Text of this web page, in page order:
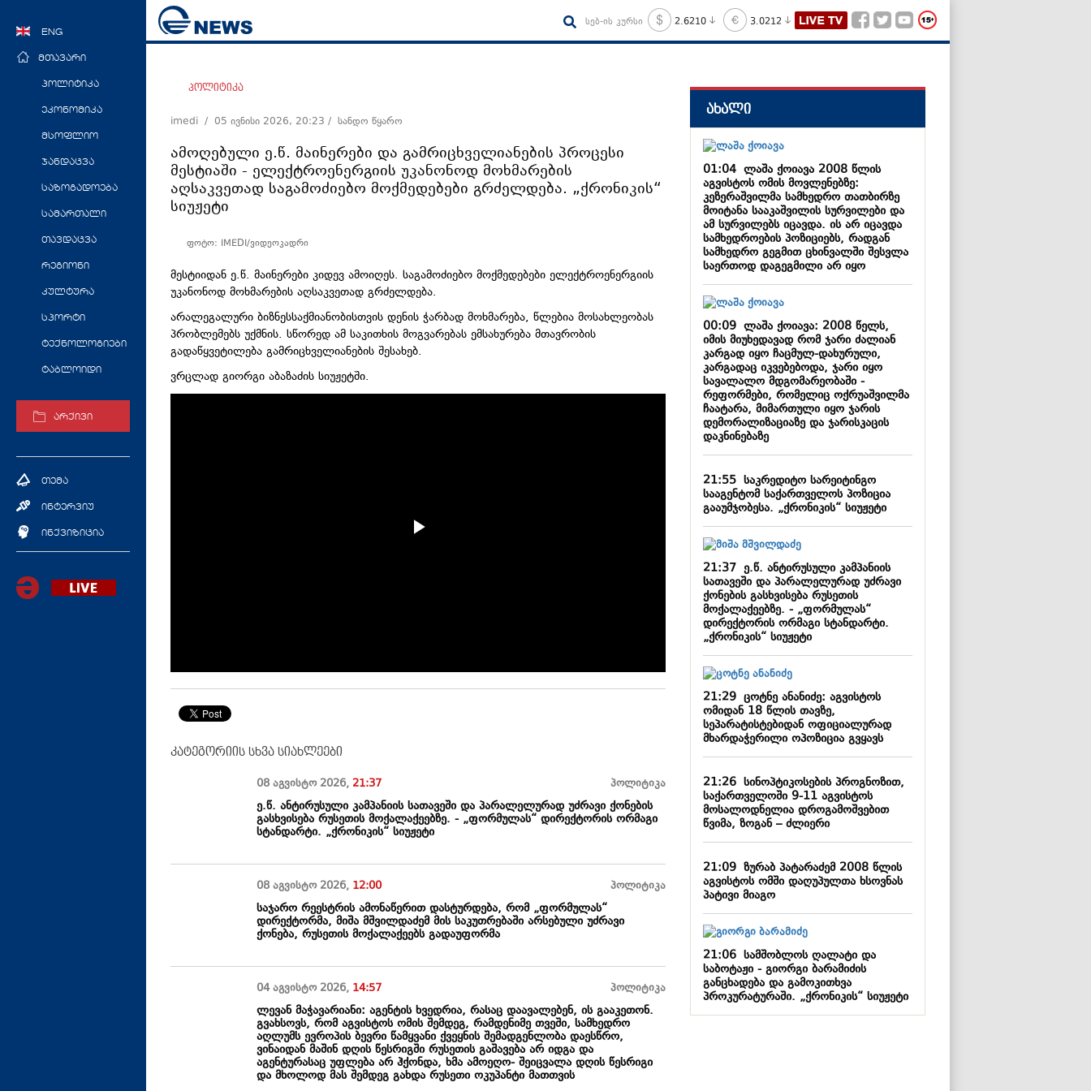
ENG
მთავარი
პოლიტიკა
ეკონომიკა
მსოფლიო
ჯანდაცვა
საზოგადოება
სამართალი
თავდაცვა
რეგიონი
კულტურა
სპორტი
ტექნოლოგიები
ტაბლოიდი
არქივი
თემა
ინტერვიუ
ინქვიზიცია
სებ-ის კურსი 2.6210 3.0212
პოლიტიკა
imedi / 05 ივნისი 2026, 20:23 / სანდო წყარო
ამოღებული ე.წ. მაინერები და გამრიცხველიანების პროცესი
მესტიაში - ელექტროენერგიის უკანონოდ მოხმარების
აღსაკვეთად საგამოძიებო მოქმედებები გრძელდება. „ქრონიკის“
სიუჟეტი
ფოტო: IMEDI/ვიდეოკადრი
მესტიიდან ე.წ. მაინერები კიდევ ამოიღეს. საგამოძიებო მოქმედებები ელექტროენერგიის
უკანონოდ მოხმარების აღსაკვეთად გრძელდება.
არალეგალური ბიზნესსაქმიანობისთვის დენის ჭარბად მოხმარება, წლებია მოსახლეობას
პრობლემებს უქმნის. სწორედ ამ საკითხის მოგვარებას ემსახურება მთავრობის
გადაწყვეტილება გამრიცხველიანების შესახებ.
ვრცლად გიორგი აბაზაძის სიუჟეტში.
კატეგორიის სხვა სიახლეები
08 აგვისტო 2026, 21:37 პოლიტიკა
ე.წ. ანტირუსული კამპანიის სათავეში და პარალელურად უძრავი ქონების
გასხვისება რუსეთის მოქალაქეებზე. - „ფორმულას“ დირექტორის ორმაგი
სტანდარტი. „ქრონიკის“ სიუჟეტი
08 აგვისტო 2026, 12:00 პოლიტიკა
საჯარო რეესტრის ამონაწერით დასტურდება, რომ „ფორმულას“
დირექტორმა, მიშა მშვილდაძემ მის საკუთრებაში არსებული უძრავი
ქონება, რუსეთის მოქალაქეებს გადაუფორმა
04 აგვისტო 2026, 14:57 პოლიტიკა
ლევან მაჭავარიანი: აგენტის ხვედრია, რასაც დაავალებენ, ის გააკეთონ.
გვახსოვს, რომ აგვისტოს ომის შემდეგ, რამდენიმე თვეში, სამხედრო
აღლუმს ევროპის ბევრი წამყვანი ქვეყნის შემადგენლობა დაესწრო,
ვინაიდან მაშინ დღის წესრიგში რუსეთის გაშავება არ იდგა და
აგენტურასაც უფლება არ ჰქონდა, ხმა ამოეღო- შეიცვალა დღის წესრიგი
და მხოლოდ მას შემდეგ გახდა რუსეთი ოკუპანტი მათთვის
ახალი
01:04ლაშა ქოიავა 2008 წლის
აგვისტოს ომის მოვლენებზე:
კეზერაშვილმა სამხედრო თათბირზე
მოიტანა სააკაშვილის სურვილები და
ამ სურვილებს იცავდა. ის არ იცავდა
სამხედროების პოზიციებს, რადგან
სამხედრო გეგმით ცხინვალში შესვლა
საერთოდ დაგეგმილი არ იყო
00:09ლაშა ქოიავა: 2008 წელს,
იმის მიუხედავად რომ ჯარი ძალიან
კარგად იყო ჩაცმულ-დახურული,
კარგადაც იკვებებოდა, ჯარი იყო
სავალალო მდგომარეობაში -
რეფორმები, რომელიც ოქრუაშვილმა
ჩაატარა, მიმართული იყო ჯარის
დემორალიზაციაზე და ჯარისკაცის
დაკნინებაზე
21:55საკრედიტო სარეიტინგო
სააგენტომ საქართველოს პოზიცია
გააუმჯობესა. „ქრონიკის“ სიუჟეტი
21:37ე.წ. ანტირუსული კამპანიის
სათავეში და პარალელურად უძრავი
ქონების გასხვისება რუსეთის
მოქალაქეებზე. - „ფორმულას“
დირექტორის ორმაგი სტანდარტი.
„ქრონიკის“ სიუჟეტი
21:29ცოტნე ანანიძე: აგვისტოს
ომიდან 18 წლის თავზე,
სეპარატისტებიდან ოფიციალურად
მხარდაჭერილი ოპოზიცია გვყავს
21:26სინოპტიკოსების პროგნოზით,
საქართველოში 9-11 აგვისტოს
მოსალოდნელია დროგამოშვებით
წვიმა, ზოგან – ძლიერი
21:09ზურაბ პატარაძემ 2008 წლის
აგვისტოს ომში დაღუპულთა ხსოვნას
პატივი მიაგო
21:06სამშობლოს ღალატი და
საბოტაჟი - გიორგი ბარამიძის
განცხადება და გამოკითხვა
პროკურატურაში. „ქრონიკის“ სიუჟეტი